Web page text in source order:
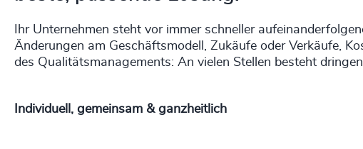
Ihr Unternehmen steht vor immer schneller
Änderungen am Geschäftsmodell, Zukäufe oder Verkäufe,
des Qualitätsmanagements: An vielen Stellen besteht
Individuell, gemeinsam & ganzheitlich